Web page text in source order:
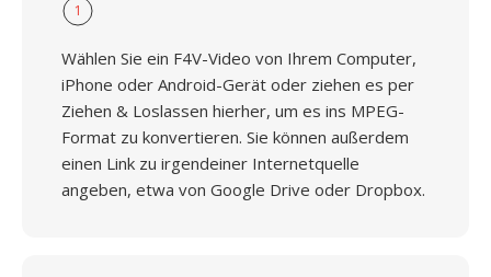
1
Wählen Sie ein F4V-Video von Ihrem Computer,
iPhone oder Android-Gerät oder ziehen es per
Ziehen & Loslassen hierher, um es ins MPEG-
Format zu konvertieren. Sie können außerdem
einen Link zu irgendeiner Internetquelle
angeben, etwa von Google Drive oder Dropbox.